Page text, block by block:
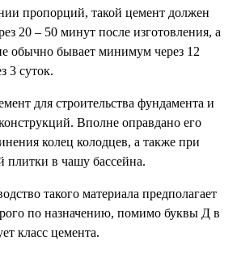
пропорций, такой цемент должен
20 – 50 минут после изготовления, а
обычно бывает минимум через 12
3 суток.
для строительства фундамента и
Вполне оправдано его
колец колодцев, а также при
плитки в чашу бассейна.
такого материала предполагает
по назначению, помимо буквы Д в
класс цемента.